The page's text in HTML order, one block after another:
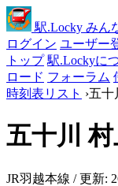
駅.Locky みん
ログイン ユーザー
トップ 駅.Lockyに
ロード フォーラム
時刻表リスト ›五十
五十川
JR羽越本線 / 更新: